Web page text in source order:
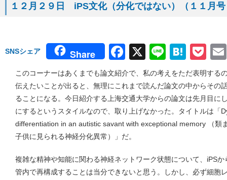
１２月２９日 iPS文化（分化ではない）（１１月
SNSシェア Share Facebook
X Line
このコーナーはあくまでも論文紹介で、私の考えをただ表明する
伝えたいことが出ると、無理にこれまで読んだ論文の中からその
ることになる。今日紹介する上海交通大学からの論文は先月目に
にするというスタイルなので、取り上げなかった。タイトルは「
differentiation in an autistic savant with exceptional memory （類
子供に見られる神経分化異常）」だ。
複雑な精神や知能に関わる神経ネットワーク状態について、iPS
管内で再構成することは当分できないと思う。しかし、必ず細胞